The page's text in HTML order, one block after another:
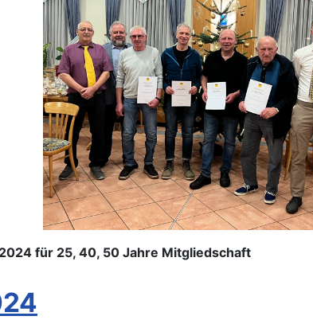
für 25, 40, 50 Jahre Mitgliedschaft